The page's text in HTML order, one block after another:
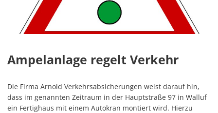
Ampelanlage regelt Verkehr
Die Firma Arnold Verkehrsabsicherungen weist darauf hin,
dass im genannten Zeitraum in der Hauptstraße 97 in Walluf
ein Fertighaus mit einem Autokran montiert wird. Hierzu